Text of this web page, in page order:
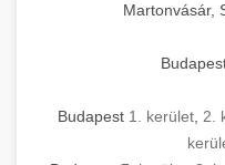
Martonvásár,
Budapest 1. kerület 2.